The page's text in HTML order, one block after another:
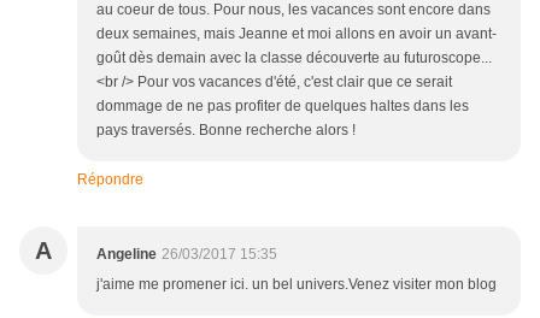
au coeur de tous. Pour nous, les vacances sont encore dans
deux semaines, mais Jeanne et moi allons en avoir un avant-
goût dès demain avec la classe découverte au futuroscope...
<br /> Pour vos vacances d'été, c'est clair que ce serait
dommage de ne pas profiter de quelques haltes dans les
pays traversés. Bonne recherche alors !
Répondre
A Angeline 26/03/2017 15:35
j'aime me promener ici. un bel univers.Venez visiter mon blog